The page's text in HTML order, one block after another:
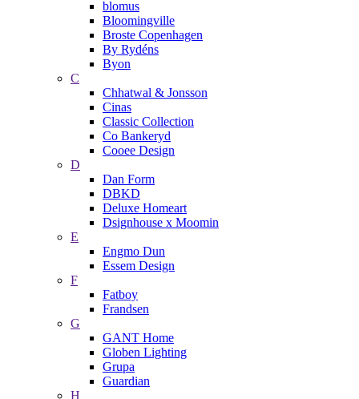
blomus
Bloomingville
Broste Copenhagen
By Rydéns
Byon
C
Chhatwal & Jonsson
Cinas
Classic Collection
Co Bankeryd
Cooee Design
D
Dan Form
DBKD
Deluxe Homeart
Dsignhouse x Moomin
E
Engmo Dun
Essem Design
F
Fatboy
Frandsen
G
GANT Home
Globen Lighting
Grupa
Guardian
H